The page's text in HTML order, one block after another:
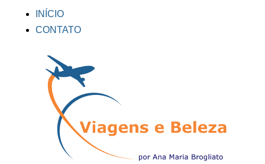
INÍCIO
CONTATO